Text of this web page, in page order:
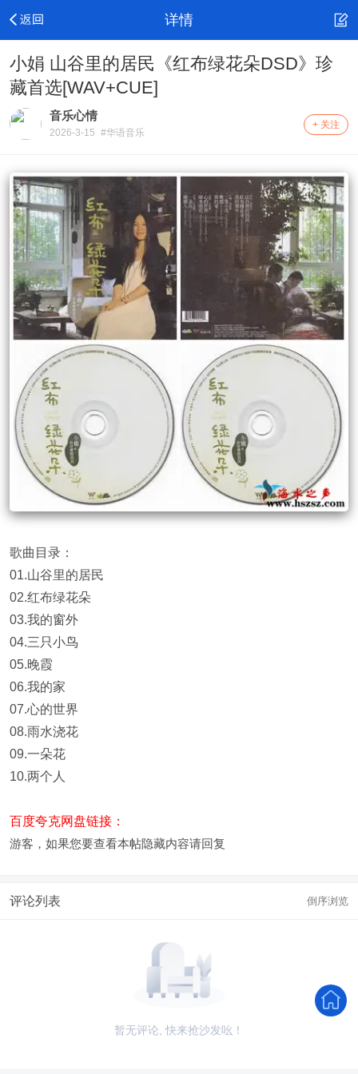
详情
小娟 山谷里的居民《红布绿花朵DSD》珍
藏首选[WAV+CUE]
音乐心情
2026-3-15 #华语音乐
+ 关注
歌曲目录：
01.山谷里的居民
02.红布绿花朵
03.我的窗外
04.三只小鸟
05.晚霞
06.我的家
07.心的世界
08.雨水浇花
09.一朵花
10.两个人
百度夸克网盘链接：
游客，如果您要查看本帖隐藏内容请回复
评论列表 倒序浏览
暂无评论, 快来抢沙发吆！